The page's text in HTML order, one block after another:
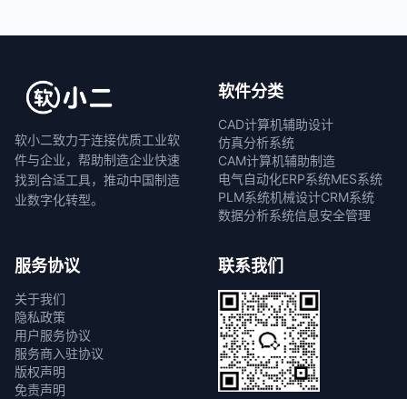
软小二致力于连接优质工业软
件与企业，帮助制造企业快速
找到合适工具，推动中国制造
业数字化转型。
软件分类
CAD计算机辅助设计
仿真分析系统
CAM计算机辅助制造
电气自动化ERP系统MES系统
PLM系统机械设计CRM系统
数据分析系统信息安全管理
服务协议
关于我们
隐私政策
用户服务协议
服务商入驻协议
版权声明
免责声明
联系我们